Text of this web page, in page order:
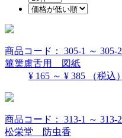
商品コード： 305-1 ～ 305-2
篳篥盧舌用 図紙
¥ 165 ～ ¥ 385
（税込）
商品コード： 313-1 ～ 313-2
松栄堂 防虫香